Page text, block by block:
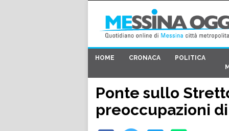
HOME CRONACA
POLITICA
Ponte sullo
preoccupazioni di